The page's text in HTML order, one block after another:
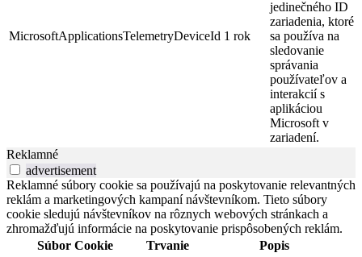
MicrosoftApplicationsTelemetryDeviceId 1 rok
jedinečného ID
zariadenia, ktoré
sa používa na
sledovanie
správania
používateľov a
interakcií s
aplikáciou
Microsoft v
zariadení.
Reklamné
advertisement
Reklamné súbory cookie sa používajú na poskytovanie relevantných
reklám a marketingových kampaní návštevníkom. Tieto súbory
cookie sledujú návštevníkov na rôznych webových stránkach a
zhromažďujú informácie na poskytovanie prispôsobených reklám.
Súbor Cookie
Trvanie Popis